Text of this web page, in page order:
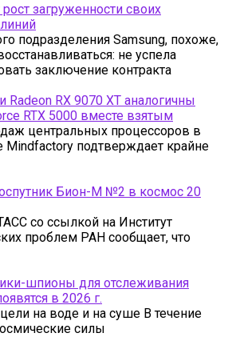
загруженности своих
подразделения Samsung, похоже,
не успела
заключение контракта
RX 9070 XT аналогичны
RTX 5000 вместе взятым
центральных процессоров в
подтверждает крайне
Бион-М №2 в космос 20
со ссылкой на Институт
проблем РАН сообщает, что
шпионы для отслеживания
в 2026 г.
на воде и на суше В течение
силы